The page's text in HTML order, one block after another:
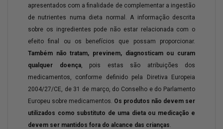
apresentados com a finalidade de complementar a ingestão
de nutrientes numa dieta normal. A informação descrita
sobre os ingredientes pode não estar relacionada com o
efeito final ou os benefícios que possam proporcionar.
Também não tratam, previnem, diagnosticam ou curam
qualquer doença, pois estas são atribuições dos
medicamentos, conforme definido pela Diretiva Europeia
2004/27/CE, de 31 de março, do Conselho e do Parlamento
Europeu sobre medicamentos. Os produtos não devem ser
utilizados como substituto de uma dieta ou medicação e
devem ser mantidos fora do alcance das crianças.